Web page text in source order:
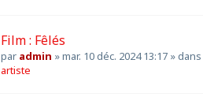
Film : Fêlés
par admin »mar. 10 déc. 2024 13:17 » dans
artiste